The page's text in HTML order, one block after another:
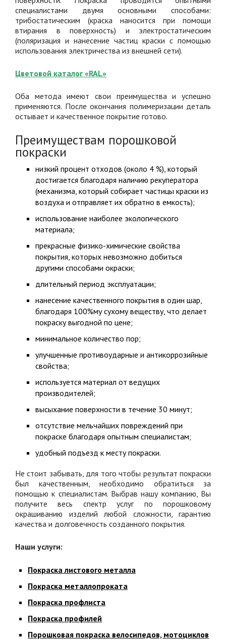
специалистами двумя основными способами:
трибостатическим (краска наносится при помощи
втирания в поверхность) и электростатическим
(поляризация и нанесение частиц краски с помощью
использования электричества из внешней сети).
Цветовой каталог «RAL»
Оба метода имеют свои преимущества и успешно
применяются. После окончания полимеризации деталь
остывает и качественное покрытие готово.
Преимуществам порошковой
покраски
низкий процент отходов (около 4 %), который
достигается благодаря наличию рекуператора
(механизма, который собирает частицы краски из
воздуха и отправляет их обратно в емкость);
использование наиболее экологического
материала;
прекрасные физико-химические свойства
покрытия, которых невозможно добиться
другими способами окраски;
длительный период эксплуатации;
нанесение качественного покрытия в один шар,
благодаря 100%му сухому веществу, что делает
покраску выгодной по цене;
минимальное количество пор;
улучшенные противоударные и антикоррозийные
свойства;
используется материал от ведущих
производителей;
высыхание поверхности в течение 30 минут;
отсутствие мельчайших повреждений при
покраске благодаря опытным специалистам;
удобный подъезд к месту покраски.
Не стоит забывать, для того чтобы результат покраски
был качественным, необходимо обратиться за
помощью к специалистам. Выбрав нашу компанию, Вы
получите весь спектр услуг по порошковому
окрашиванию изделий любой сложности, гарантию
качества и долговечность созданного покрытия.
Наши услуги:
Покраска листового металла
Покраска металлопроката
Покраска профлиста
Покраска профилей
Порошковая покраска велосипедов, мотоциклов